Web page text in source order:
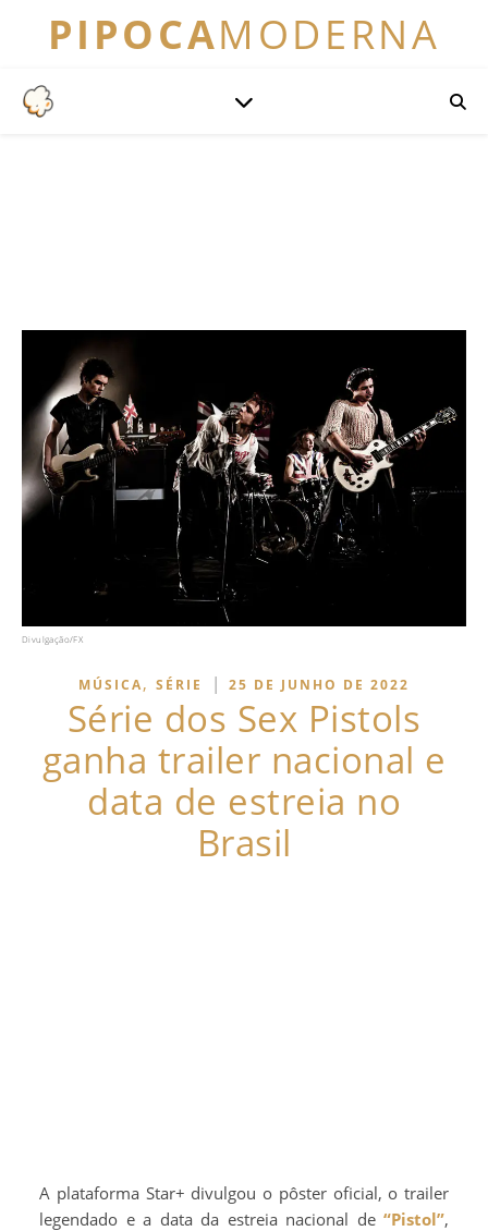
PIPOCAMODERNA
Divulgação/FX
MÚSICA, SÉRIE | 25 DE JUNHO DE 2022
Série dos Sex Pistols
ganha trailer nacional e
data de estreia no
Brasil
A plataforma Star+ divulgou o pôster oficial, o trailer
legendado e a data da estreia nacional de “Pistol”,